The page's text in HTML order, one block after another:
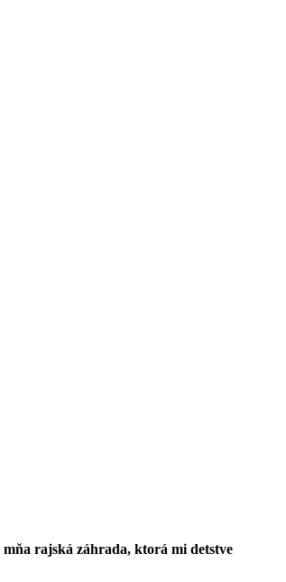
rajská záhrada, ktorá mi detstve